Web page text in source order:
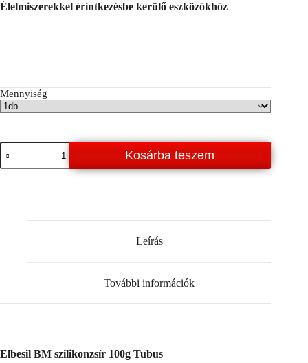
Élelmiszerekkel érintkezésbe kerülő eszközökhöz
Mennyiség
Elbesil
BM
szilikonzsír
Kosárba teszem
Leírás
További információk
Elbesil BM szilikonzsír 100g Tubus